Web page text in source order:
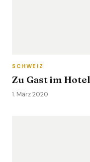
SCHWEIZ
Zu Gast im
1. März 2020